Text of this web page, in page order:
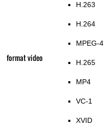
format video
H.263
H.264
MPEG-4
H.265
MP4
VC-1
XVID